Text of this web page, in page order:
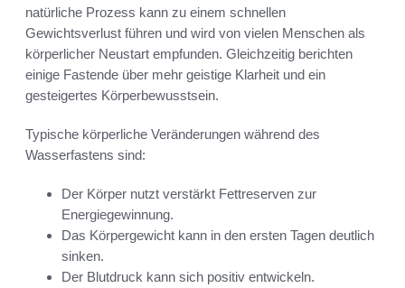
natürliche Prozess kann zu einem schnellen
Gewichtsverlust führen und wird von vielen Menschen als
körperlicher Neustart empfunden. Gleichzeitig berichten
einige Fastende über mehr geistige Klarheit und ein
gesteigertes Körperbewusstsein.
Typische körperliche Veränderungen während des
Wasserfastens sind:
Der Körper nutzt verstärkt Fettreserven zur
Energiegewinnung.
Das Körpergewicht kann in den ersten Tagen deutlich
sinken.
Der Blutdruck kann sich positiv entwickeln.